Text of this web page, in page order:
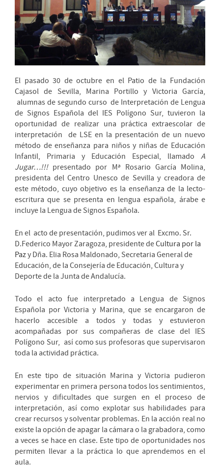
El pasado 30 de octubre en el Patio de la Fundación
Cajasol de Sevilla, Marina Portillo y Victoria García,
alumnas de segundo curso de Interpretación de Lengua
de Signos Española del IES Polígono Sur, tuvieron la
oportunidad de realizar una práctica extraescolar de
interpretación de LSE en la presentación de un nuevo
método de enseñanza para niños y niñas de Educación
Infantil, Primaria y Educación Especial, llamado A
Jugar…!!!presentado por Mª Rosario García Molina,
presidenta del Centro Unesco de Sevilla y creadora de
este método, cuyo objetivo es la enseñanza de la lecto-
escritura que se presenta en lengua española, árabe e
incluye la Lengua de Signos Española.
En el acto de presentación, pudimos ver al Excmo. Sr.
D.Federico Mayor Zaragoza, presidente deCultura por la
Pazy Dña. Elia Rosa Maldonado, Secretaria General de
Educación, de la Consejería de Educación, Cultura y
Deporte de la Junta de Andalucía.
Todo el acto fue interpretado a Lengua de Signos
Española por Victoria y Marina, que se encargaron de
hacerlo accesible a todos y todas y estuvieron
acompañadas por sus compañeras de clase del IES
Polígono Sur, así como sus profesoras que supervisaron
toda la actividad práctica.
En este tipo de situación Marina y Victoria pudieron
experimentar en primera persona todos los sentimientos,
nervios y dificultades que surgen en el proceso de
interpretación, así como explotar sus habilidades para
crear recursos y solventar problemas. En la acción real no
existe la opción de apagar la cámara o la grabadora, como
a veces se hace en clase. Este tipo de oportunidades nos
permiten llevar a la práctica lo que aprendemos en el
aula.